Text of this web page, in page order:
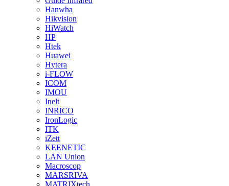
Hanwha
Hikvision
HiWatch
HP
Htek
Huawei
Hytera
i-FLOW
ICOM
IMOU
Inelt
INRICO
IronLogic
ITK
iZett
KEENETIC
LAN Union
Macroscop
MARSRIVA
MATRIXtech